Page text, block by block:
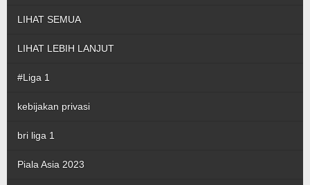
LIHAT SEMUA
LIHAT LEBIH LANJUT
#Liga 1
kebijakan privasi
bri liga 1
Piala Asia 2023